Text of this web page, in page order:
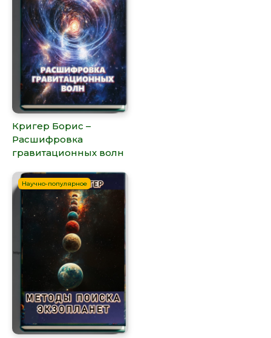
Кригер Борис –
Расшифровка
гравитационных волн
Научно-популярное